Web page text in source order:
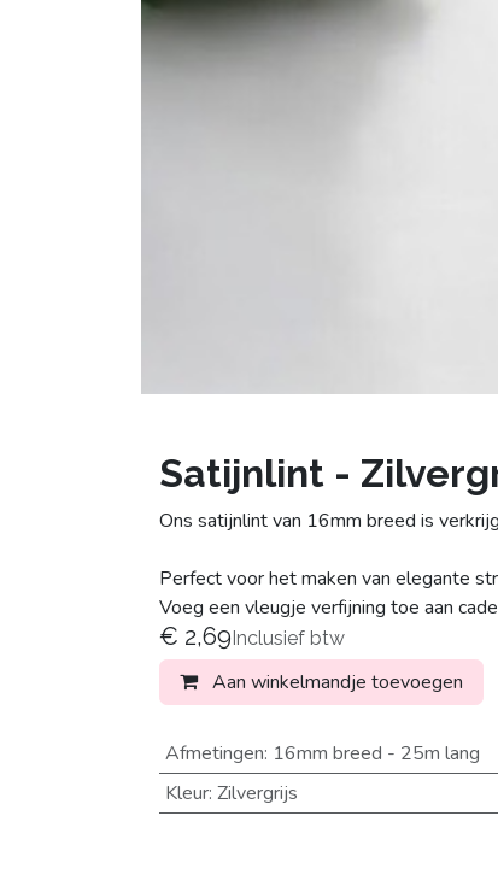
Satijnlint -
Ons satijnlint van 16mm breed is
Perfect voor het maken van elegante
Voeg een vleugje verfijning toe aan
€ 2,69Inclusief btw
Aan winkelmandje toevoegen
Afmetingen: 16mm breed - 25m lang
Kleur: Zilvergrijs